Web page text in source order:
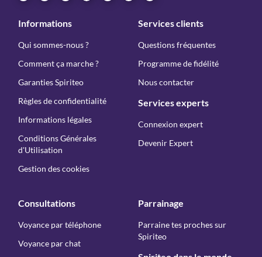
Informations
Qui sommes-nous ?
Comment ça marche ?
Garanties Spiriteo
Règles de confidentialité
Informations légales
Conditions Générales
d'Utilisation
Gestion des cookies
Services clients
Questions fréquentes
Programme de fidélité
Nous contacter
Services experts
Connexion expert
Devenir Expert
Consultations
Voyance par téléphone
Voyance par chat
Parrainage
Parraine tes proches sur
Spiriteo